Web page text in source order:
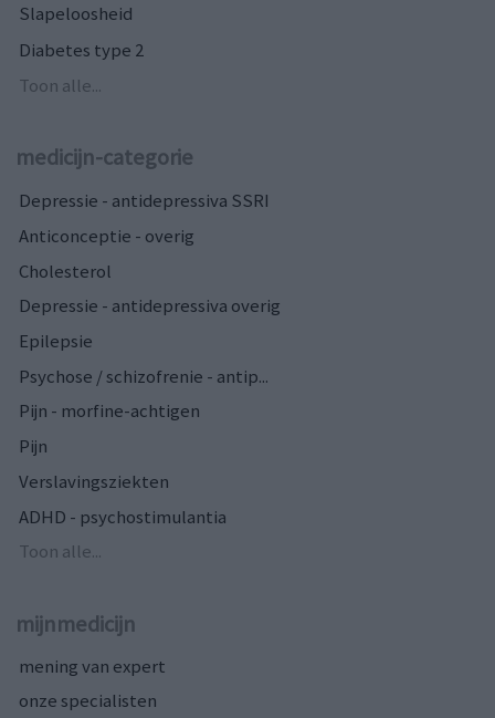
Slapeloosheid
Diabetes type 2
Toon alle...
medicijn-categorie
Depressie - antidepressiva SSRI
Anticonceptie - overig
Cholesterol
Depressie - antidepressiva overig
Epilepsie
Psychose / schizofrenie - antip...
Pijn - morfine-achtigen
Pijn
Verslavingsziekten
ADHD - psychostimulantia
Toon alle...
mijnmedicijn
mening van expert
onze specialisten